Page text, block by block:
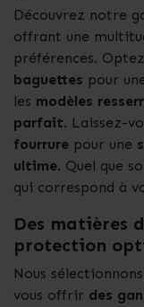
Découvrez notre
offrant une
préférences.
baguettes pour
les modèles
parfait. Laissez-
fourrure pour une
ultime. Quel que
qui correspond à
Des matières
protection
Nous
vous offrir des